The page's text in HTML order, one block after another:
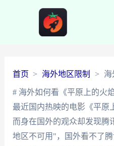
首页 海外地区限制 海
# 海外如何看《平原上的火焰
最近国内热映的电影《平原
而身在国外的观众却发现腾
地区不可用"，国外看不了